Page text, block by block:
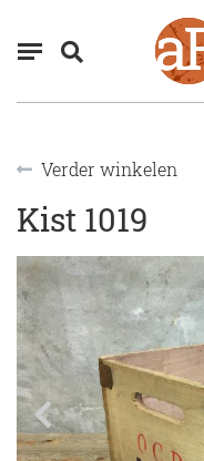
Verder winkelen
Kist 1019